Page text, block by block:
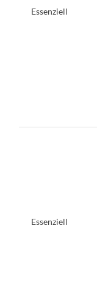
Essenziell
Essenziell